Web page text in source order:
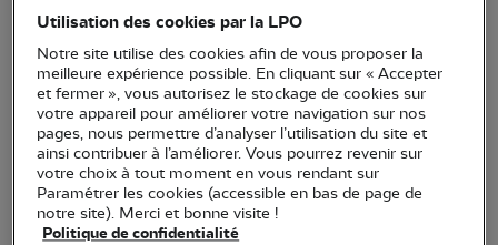
Pipistrelle commune (pipistrellus pipistrellus) -
© Laurie Campbell (rspb-images.com)
Utilisation des cookies par la LPO
Notre site utilise des cookies afin de vous proposer la
meilleure expérience possible. En cliquant sur « Accepter
et fermer », vous autorisez le stockage de cookies sur
votre appareil pour améliorer votre navigation sur nos
pages, nous permettre d’analyser l’utilisation du site et
ainsi contribuer à l’améliorer. Vous pourrez revenir sur
votre choix à tout moment en vous rendant sur
Paramétrer les cookies (accessible en bas de page de
notre site). Merci et bonne visite !
Politique de confidentialité